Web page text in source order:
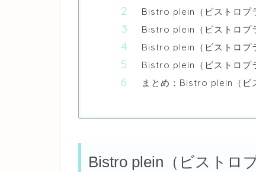
Bistro plein（ビストロプ
Bistro plein（ビストロプ
Bistro plein（ビストロプ
Bistro plein（ビストロプ
まとめ：Bistro plein（ビ
Bistro plein（ビストロ